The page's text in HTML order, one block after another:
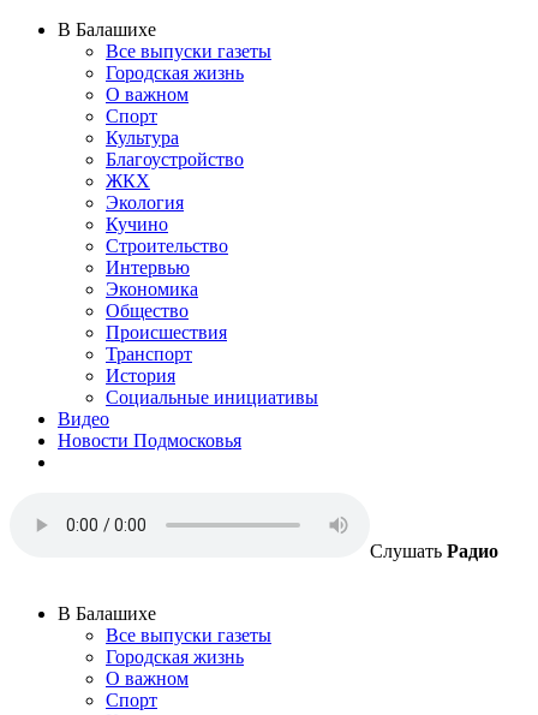
В Балашихе
Все выпуски газеты
Городская жизнь
О важном
Спорт
Культура
Благоустройство
ЖКХ
Экология
Кучино
Строительство
Интервью
Экономика
Общество
Происшествия
Транспорт
История
Социальные инициативы
Видео
Новости Подмосковья
Слушать Радио
В Балашихе
Все выпуски газеты
Городская жизнь
О важном
Спорт